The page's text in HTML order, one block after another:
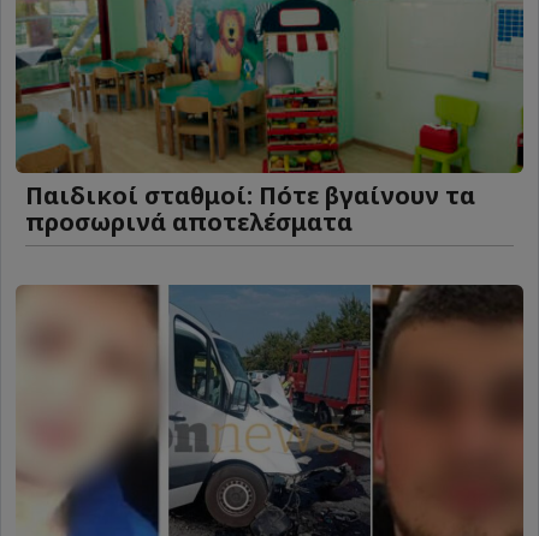
Παιδικοί σταθμοί: Πότε βγαίνουν τα
προσωρινά αποτελέσματα